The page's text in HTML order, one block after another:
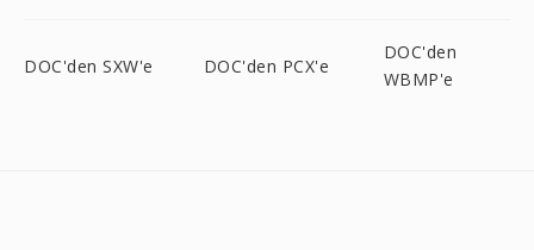
DOC'den SXW'e DOC'den PCX'e
DOC'den
WBMP'e